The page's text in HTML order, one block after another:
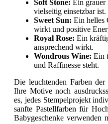
Soft Stone: Ein grauer
vielseitig einsetzbar ist.
Sweet Sun: Ein helles
wirkt und positive
Royal Rose: Ein
ansprechend wirkt.
Wondrous Wine: Ein
und Raffinesse steht.
Die leuchtenden Farben
Ihre Motive noch
es, jedes Stempelprojekt
sanfte Pastellfarben für
Babygeschenke verwenden